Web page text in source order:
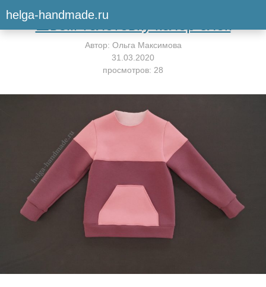
helga-handmade.ruВернуться к мастер-классу
Шьём толстовку колор блок
Автор: Ольга Максимова
31.03.2020
просмотров: 28